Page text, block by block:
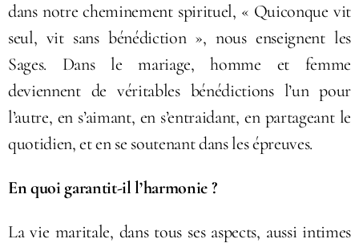
dans notre cheminement spirituel, « Quiconque vit
seul, vit sans bénédiction », nous enseignent les
Sages. Dans le mariage, homme et femme
deviennent de véritables bénédictions l’un pour
l’autre, en s’aimant, en s’entraidant, en partageant le
quotidien, et en se soutenant dans les épreuves.
En quoi garantit-il l’harmonie ?
La vie maritale, dans tous ses aspects, aussi intimes